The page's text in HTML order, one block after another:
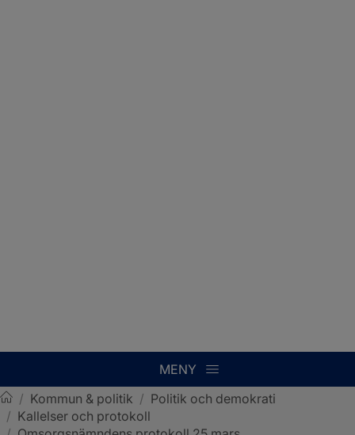
MENY
Sotenäs kommun
/ Kommun & politik / Politik och demokrati
/ Kallelser och protokoll